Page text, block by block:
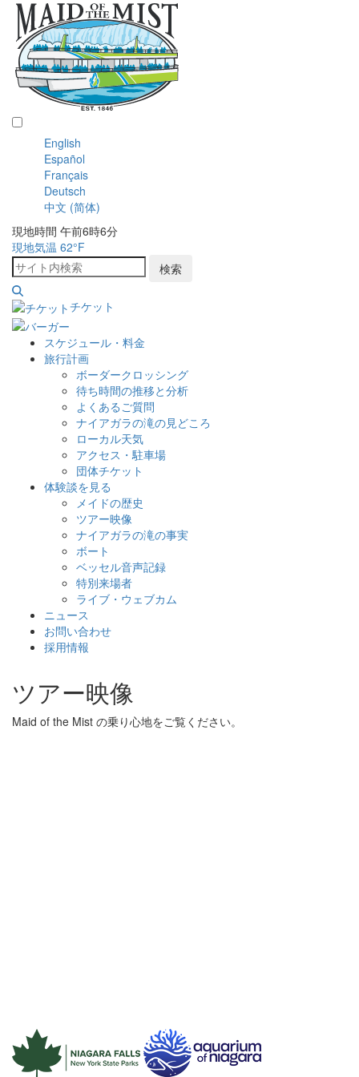
English
Español
Français
Deutsch
中文 (简体)
現地時間 午前6時6分
現地気温 62°F
検索
チケット
スケジュール・料金
旅行計画
ボーダークロッシング
待ち時間の推移と分析
よくあるご質問
ナイアガラの滝の見どころ
ローカル天気
アクセス・駐車場
団体チケット
体験談を見る
メイドの歴史
ツアー映像
ナイアガラの滝の事実
ボート
ベッセル音声記録
特別来場者
ライブ・ウェブカム
ニュース
お問い合わせ
採用情報
ツアー映像
Maid of the Mist の乗り心地をご覧ください。